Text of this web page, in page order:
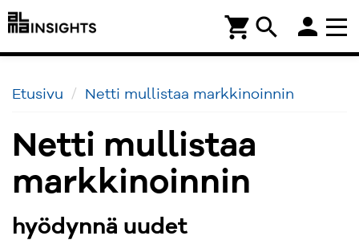
search
shopping_cart person
Etusivu Netti mullistaa markkinoinnin
Netti mullistaa
markkinoinnin
hyödynnä uudet